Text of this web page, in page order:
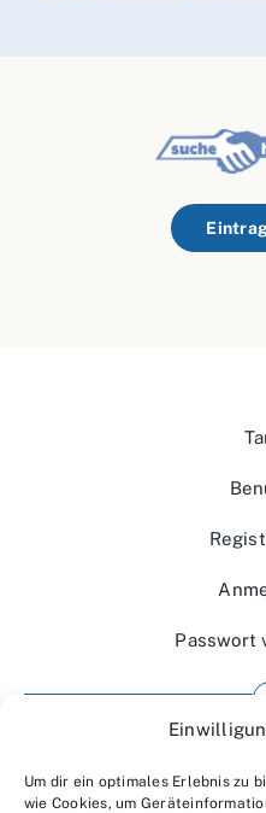
Um dir ein optimales Erlebnis zu
wie Cookies, um
Passwort
Wir